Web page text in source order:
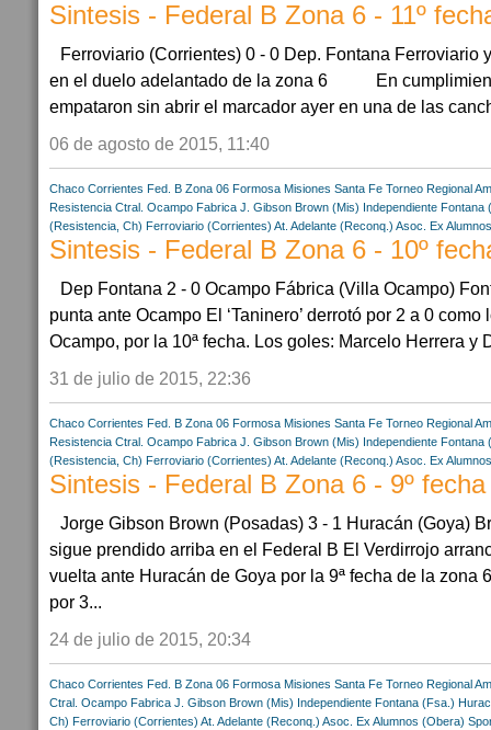
Sintesis - Federal B Zona 6 - 11º
Ferroviario (Corrientes) 0 - 0 Dep. Fontana Ferroviario
en el duelo adelantado de la zona 6 En
empataron sin abrir el marcador ayer en una de las
06 de agosto de 2015, 11:40
Chaco Corrientes Fed. B Zona 06 Formosa Misiones Santa Fe Torneo Regional
Resistencia Ctral. Ocampo Fabrica J. Gibson Brown (Mis) Independiente Fontana
(Resistencia, Ch) Ferroviario (Corrientes) At. Adelante (Reconq.) Asoc. Ex
Sintesis - Federal B Zona 6 - 10º
Dep Fontana 2 - 0 Ocampo Fábrica (Villa Ocampo)
punta ante Ocampo El ‘Taninero’ derrotó por 2 a 0
Ocampo, por la 10ª fecha. Los goles: Marcelo Herrera y
31 de julio de 2015, 22:36
Chaco Corrientes Fed. B Zona 06 Formosa Misiones Santa Fe Torneo Regional
Resistencia Ctral. Ocampo Fabrica J. Gibson Brown (Mis) Independiente Fontana
(Resistencia, Ch) Ferroviario (Corrientes) At. Adelante (Reconq.) Asoc. Ex
Sintesis - Federal B Zona 6 - 9º fecha
Jorge Gibson Brown (Posadas) 3 - 1 Huracán (Goya)
sigue prendido arriba en el Federal B El Verdirrojo
vuelta ante Huracán de Goya por la 9ª fecha de la zona
por 3...
24 de julio de 2015, 20:34
Chaco Corrientes Fed. B Zona 06 Formosa Misiones Santa Fe Torneo Regional
Ctral. Ocampo Fabrica J. Gibson Brown (Mis) Independiente Fontana (Fsa.)
Ch) Ferroviario (Corrientes) At. Adelante (Reconq.) Asoc. Ex Alumnos (Obera)